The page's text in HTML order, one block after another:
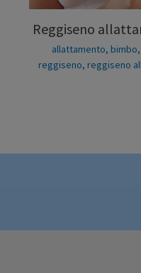
Reggiseno
allattamento, bimbo,
reggiseno,reggiseno